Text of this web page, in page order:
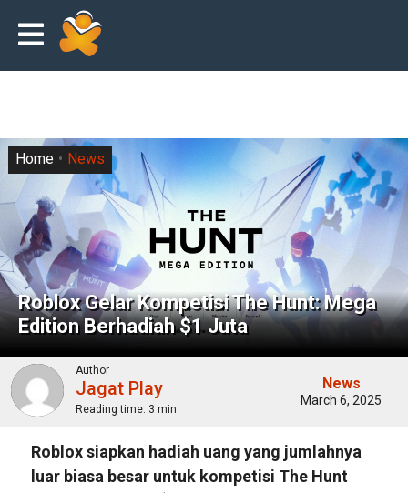
Roblox Gelar Kompetisi The Hunt: Mega
Edition Berhadiah $1 Juta
Home News
Author
Jagat Play
Reading time: 3 min
News
March 6, 2025
Roblox siapkan hadiah uang yang jumlahnya
luar biasa besar untuk kompetisi The Hunt